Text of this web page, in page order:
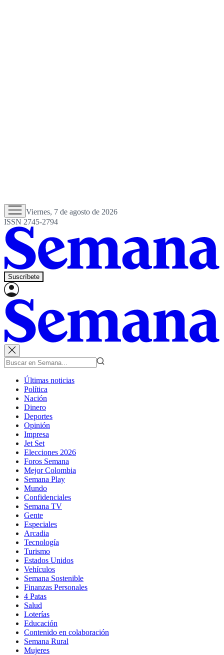
Viernes, 7 de agosto de 2026
ISSN 2745-2794
Suscríbete
Últimas noticias
Política
Nación
Dinero
Deportes
Opinión
Impresa
Jet Set
Elecciones 2026
Foros Semana
Mejor Colombia
Semana Play
Mundo
Confidenciales
Semana TV
Gente
Especiales
Arcadia
Tecnología
Turismo
Estados Unidos
Vehículos
Semana Sostenible
Finanzas Personales
4 Patas
Salud
Loterías
Educación
Contenido en colaboración
Semana Rural
Mujeres